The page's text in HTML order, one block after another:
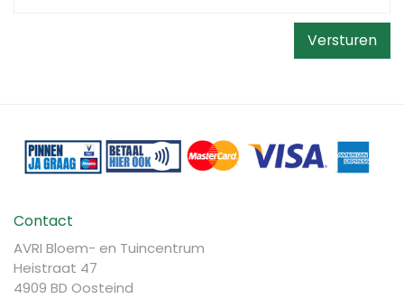
Contact
AVRI Bloem- en Tuincentrum
Heistraat 47
4909 BD Oosteind